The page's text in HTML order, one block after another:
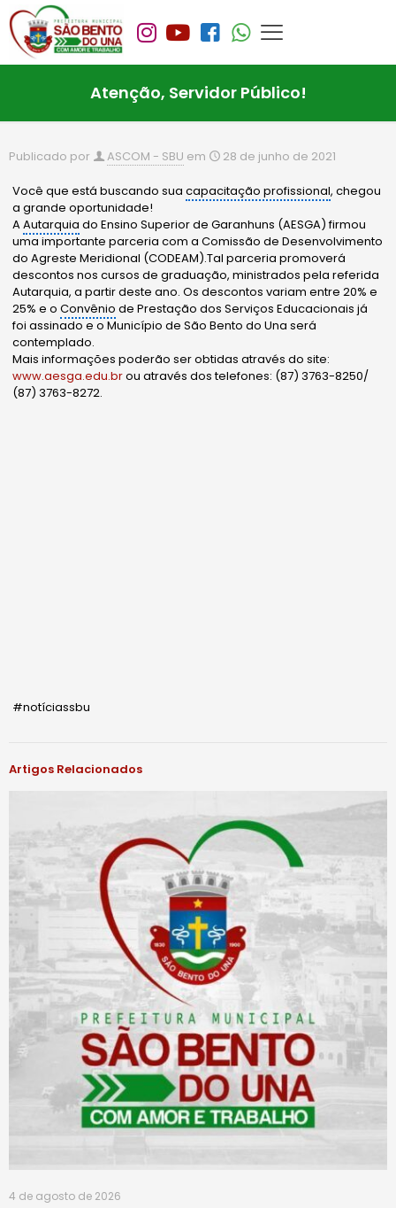
Atenção, Servidor Público!
Publicado por ASCOM - SBU em 28 de junho de 2021
Você que está buscando suacapacitação profissional, chegou
a grande oportunidade!
AAutarquia do Ensino Superior de Garanhuns (AESGA) firmou
uma importante parceria com a Comissão de Desenvolvimento
do Agreste Meridional (CODEAM).Tal parceria promoverá
descontos nos cursos de graduação, ministrados pela referida
Autarquia, a partir deste ano. Os descontos variam entre 20% e
25% e oConvênio de Prestação dos Serviços Educacionais já
foi assinado e o Município de São Bento do Una será
contemplado.
Mais informações poderão ser obtidas através do site:
www.aesga.edu.brou através dos telefones: (87) 3763-8250/
(87) 3763-8272.
#notíciassbu
Artigos Relacionados
4 de agosto de 2026